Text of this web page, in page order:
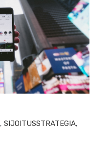
,SIJOITUSSTRATEGIA,